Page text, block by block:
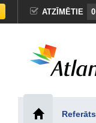
ATZĪMĒTIE 0
Referāts